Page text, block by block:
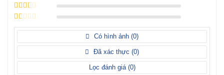
sao
Được
hạng3
5 sao
Được
hạng
sao
Được
1
sao
Có hình ảnh (0)
Đã xác thực (0)
Lọc đánh giá (0)